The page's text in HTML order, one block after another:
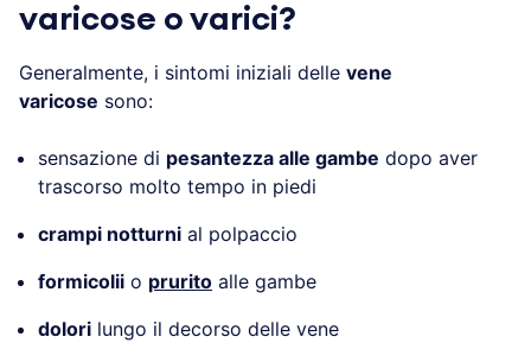
varicose o varici?
Generalmente, i sintomi iniziali delle vene
varicose sono:
sensazione di pesantezza alle gambe dopo aver
trascorso molto tempo in piedi
crampi notturni al polpaccio
formicolii o prurito alle gambe
dolori lungo il decorso delle vene